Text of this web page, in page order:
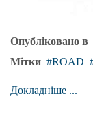
Опубліковано в
Мітки
ROAD
Докладніше ...